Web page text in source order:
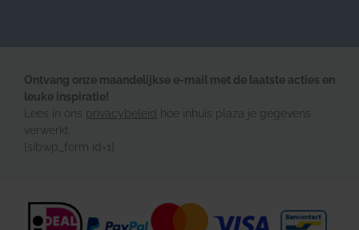
Ontvang onze maandelijkse e-mail met de laatste acties en
leuke inspiratie!
Lees in ons privacybeleid
hoe inhuis plaza je gegevens
verwerkt.
[sibwp_form id=1]